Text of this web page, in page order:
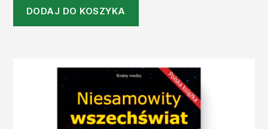
DODAJ DO KOSZYKA